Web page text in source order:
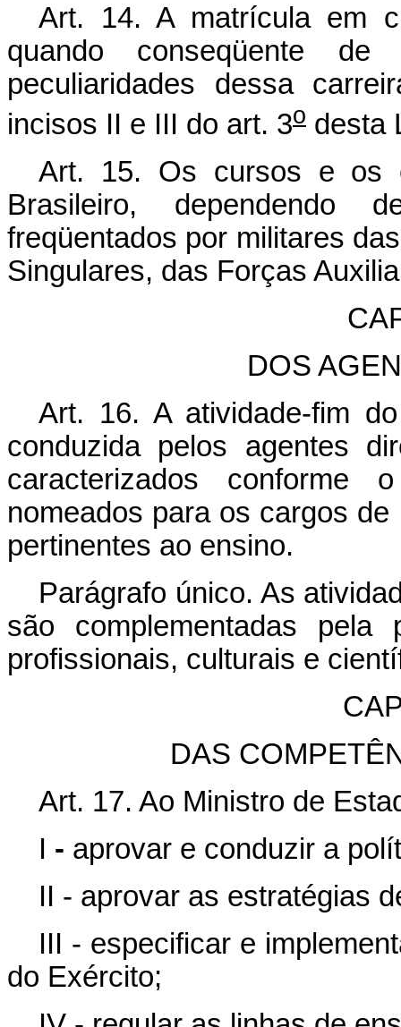
Art. 14. A matrícula em
quando conseqüente
peculiaridades dessa
incisos II e III do art. 3o desta
Art. 15. Os cursos e os
Brasileiro, dependendo
freqüentados por militares
Singulares, das Forças
DOS
Art. 16. A atividade-fim
conduzida pelos agentes
caracterizados conforme
nomeados para os cargos
pertinentes ao ensino.
Parágrafo único. As
são complementadas
profissionais, culturais e
DAS
Art. 17. Ao Ministro de
I - aprovar e conduzir a
II - aprovar as estratégias
III - especificar e
do Exército;